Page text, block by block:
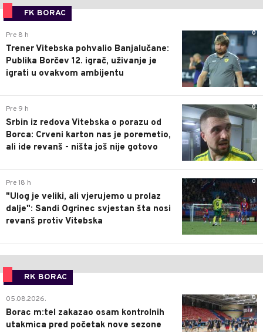
FK BORAC
0
Pre 8 h
Trener Vitebska pohvalio Banjalučane:
Publika Borčev 12. igrač, uživanje je
igrati u ovakvom ambijentu
0
Pre 9 h
Srbin iz redova Vitebska o porazu od
Borca: Crveni karton nas je poremetio,
ali ide revanš - ništa još nije gotovo
0
Pre 18 h
"Ulog je veliki, ali vjerujemo u prolaz
dalje": Sandi Ogrinec svjestan šta nosi
revanš protiv Vitebska
RK BORAC
0
05.08.2026.
Borac m:tel zakazao osam kontrolnih
utakmica pred početak nove sezone